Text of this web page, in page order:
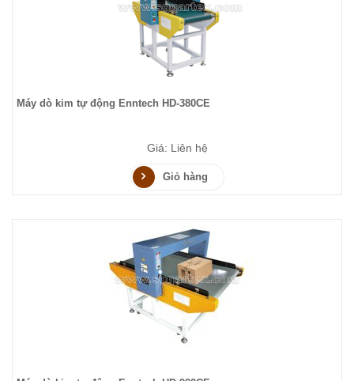
Máy dò kim tự động Enntech HD-380CE
Giá: Liên hệ
Giỏ hàng